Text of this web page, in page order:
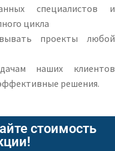
специалистов и
цикла
проекты любой
наших клиентов
решения.
стоимость